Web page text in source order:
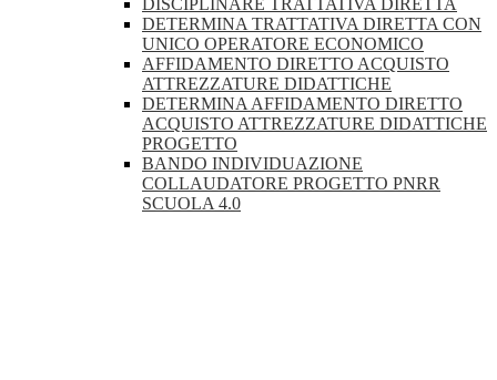
DISCIPLINARE TRATTATIVA DIRETTA
DETERMINA TRATTATIVA DIRETTA CON
UNICO OPERATORE ECONOMICO
AFFIDAMENTO DIRETTO ACQUISTO
ATTREZZATURE DIDATTICHE
DETERMINA AFFIDAMENTO DIRETTO
ACQUISTO ATTREZZATURE DIDATTICHE
PROGETTO
BANDO INDIVIDUAZIONE
COLLAUDATORE PROGETTO PNRR
SCUOLA 4.0